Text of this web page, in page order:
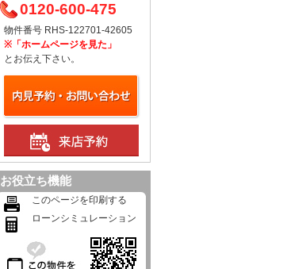
0120-600-475
物件番号 RHS-122701-42605
※「ホームページを見た」
とお伝え下さい。
お役立ち機能
このページを印刷する
ローンシミュレーション